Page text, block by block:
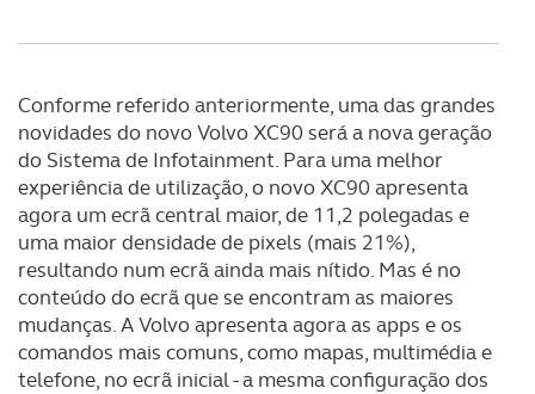
Conforme referido anteriormente, uma das grandes
novidades do novo Volvo XC90 será a nova geração
do Sistema de Infotainment. Para uma melhor
experiência de utilização, o novo XC90 apresenta
agora um ecrã central maior, de 11,2 polegadas e
uma maior densidade de pixels (mais 21%),
resultando num ecrã ainda mais nítido. Mas é no
conteúdo do ecrã que se encontram as maiores
mudanças. A Volvo apresenta agora as apps e os
comandos mais comuns, como mapas, multimédia e
telefone, no ecrã inicial - a mesma configuração dos